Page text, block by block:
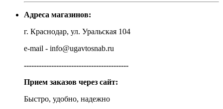
Адреса магазинов:
г. Краснодар, ул. Уральская 104
e-mail - info@ugavtosnab.ru
------------------------------------------
Прием заказов через сайт:
Быстро, удобно, надежно